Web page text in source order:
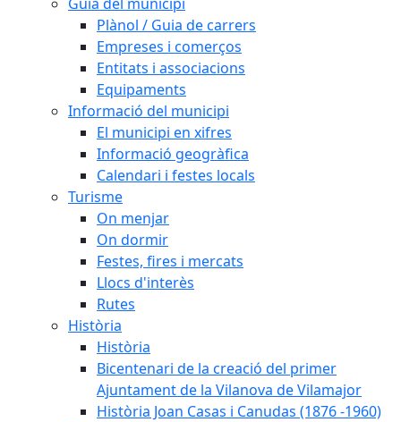
Plànol / Guia de carrers
Empreses i comerços
Entitats i associacions
Equipaments
Informació del municipi
El municipi en xifres
Informació geogràfica
Calendari i festes locals
Turisme
On menjar
On dormir
Festes, fires i mercats
Llocs d'interès
Rutes
Història
Història
Bicentenari de la creació del primer
Ajuntament de la Vilanova de Vilamajor
Història Joan Casas i Canudas (1876 -1960)